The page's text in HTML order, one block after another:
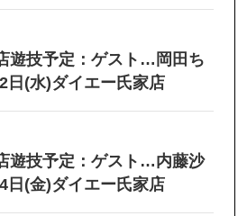
遊技予定：ゲスト…岡田ち
日(水)ダイエー氏家店
遊技予定：ゲスト…内藤沙
日(金)ダイエー氏家店